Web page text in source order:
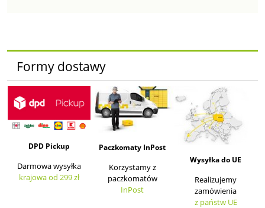
Formy dostawy
DPD Pickup
Darmowa wysyłka
krajowa od 299 zł
Paczkomaty InPost
Korzystamy z
paczkomatów
InPost
Wysyłka do UE
Realizujemy
zamówienia
z państw UE